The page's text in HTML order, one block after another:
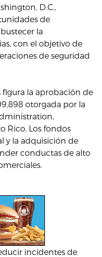
D.C.,
de
la
con el objetivo de
de seguridad
figura la aprobación de
otorgada por la
Rico. Los fondos
y la adquisición de
conductas de alto
incidentes de